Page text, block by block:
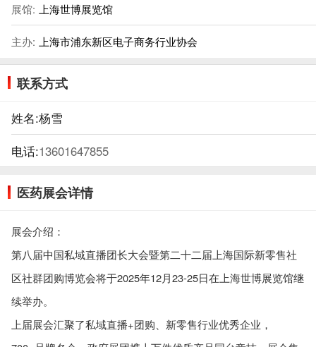
展馆: 上海世博展览馆
主办: 上海市浦东新区电子商务行业协会
联系方式
姓名:杨雪
电话:13601647855
医药展会详情
展会介绍：
第八届中国私域直播团长大会暨第二十二届上海国际新零售社
区社群团购博览会将于2025年12月23-25日在上海世博展览馆继
续举办。
上届展会汇聚了私域直播+团购、新零售行业优秀企业，